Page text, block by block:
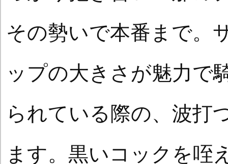
その勢いで本番まで。
ップの大きさが魅力で
られている際の、波打
ます。黒いコックを咥